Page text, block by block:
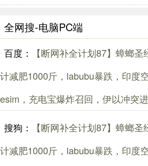
全网搜-电脑PC端
百度：
【断网补全计划87】蟑螂
计减肥1000斤，labubu暴跌，印度
esim，充电宝爆炸召回，伊以冲突
搜狗：
【断网补全计划87】蟑螂
计减肥1000斤，labubu暴跌，印度